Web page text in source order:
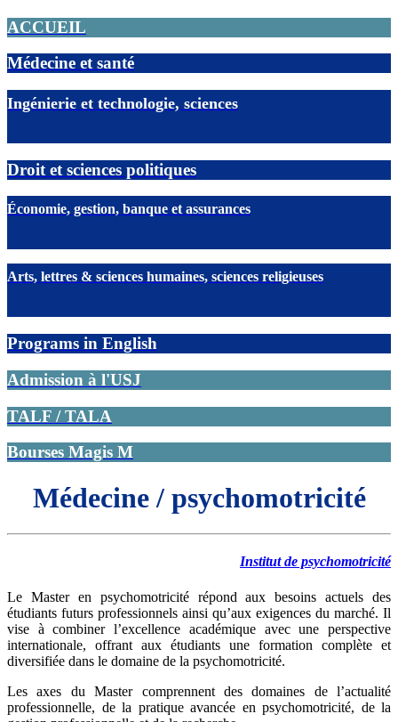
ACCUEIL
Médecine et santé
Ingénierie et technologie, sciences
Droit et sciences politiques
Économie, gestion, banque et assurances
Arts, lettres & sciences humaines, sciences religieuses
Programs in English
Admission à l'USJ
TALF / TALA
Bourses Magis M
Médecine / psychomotricité
Institut de psychomotricité
Le Master en psychomotricité répond aux besoins actuels des
étudiants futurs professionnels ainsi qu’aux exigences du marché. Il
vise à combiner l’excellence académique avec une perspective
internationale, offrant aux étudiants une formation complète et
diversifiée dans le domaine de la psychomotricité.
Les axes du Master comprennent des domaines de l’actualité
professionnelle, de la pratique avancée en psychomotricité, de la